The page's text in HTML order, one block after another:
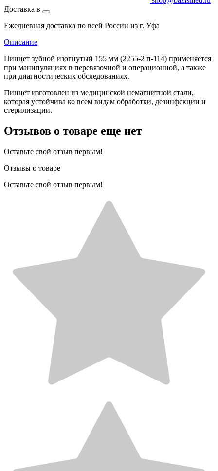
Доставка в
Ежедневная доставка по всей России из г. Уфа
Описание
Пинцет зубной изогнутый 155 мм (2255-2 п-114) применяется
при манипуляциях в перевязочной и операционной, а также
при диагностических обследованиях.
Пинцет изготовлен из медицинской немагнитной стали,
которая устойчива ко всем видам обработки, дезинфекции и
стерилизации.
Отзывов о товаре еще нет
Оставьте свой отзыв первым!
Отзывы о товаре
Оставьте свой отзыв первым!